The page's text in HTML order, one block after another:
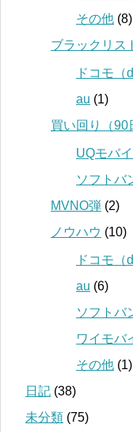
その他 (8)
ブラックリス
ドコモ（
au (1)
買い回り（90
UQモバ
ソフトバ
MVNO弾 (2)
ノウハウ (10)
ドコモ（
au (6)
ソフトバ
ワイモバ
その他 (1)
日記 (38)
未分類 (75)